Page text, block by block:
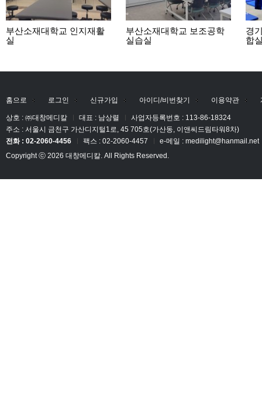
부산소재대학교 인지재활
실
부산소재대학교 보조공학
실습실
경
합
홈으로 로그인 신규가입 아이디/비번찾기 이용약관
상호 : ㈜대창메디칼 대표 : 남상렬
사업자등록번호 : 113-86-18324
주소 : 서울시 금천구 가산디지털1로, 45 705호(가산동, 이앤씨드림타워8차)
전화 : 02-2060-4456
팩스 : 02-2060-4457
e-메일 : medilight@hanmail.net
Copyright ⓒ 2026 대창메디칼. All Rights Reserved.